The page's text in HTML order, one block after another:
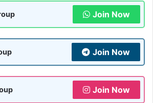
Join Now
Join Now
Join Now